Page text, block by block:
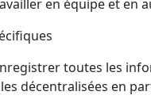
en équipe et en
toutes les
décentralisées en